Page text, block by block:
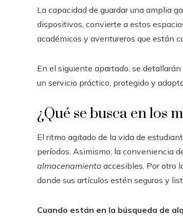
La capacidad de guardar una amplia
dispositivos, convierte a estos
académicos y aventureros que están
En el siguiente apartado, se
un servicio práctico, protegido y
¿Qué se busca en los
El ritmo agitado de la vida de
períodos. Asimismo, la conveniencia
almacenamiento accesibles. Por otro
donde sus artículos estén seguros y
Cuando están en la búsqueda de